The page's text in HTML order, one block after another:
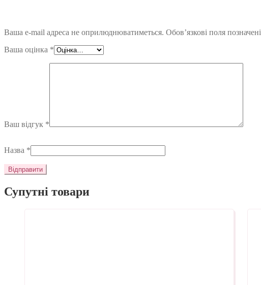
Ваша e-mail адреса не оприлюднюватиметься. Обов’язкові поля позначені
Ваша оцінка *
Ваш відгук *
Назва *
Супутні товари